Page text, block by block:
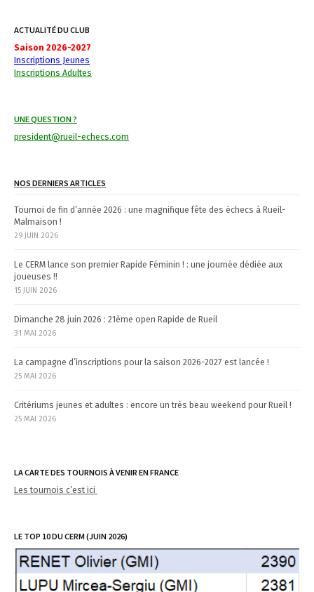
n
a
i
g
t
i
o
n
ACTUALITÉ DU CLUB
Saison 2026-2027
Inscriptions Jeunes
Inscriptions Adultes
UNE QUESTION ?
president@rueil-echecs.com
NOS DERNIERS ARTICLES
Tournoi de fin d’année 2026 : une magnifique fête des échecs à Rueil-
Malmaison !
29 JUIN 2026
Le CERM lance son premier Rapide Féminin ! : une journée dédiée aux
joueuses !!
15 JUIN 2026
Dimanche 28 juin 2026 : 21ème open Rapide de Rueil
31 MAI 2026
La campagne d’inscriptions pour la saison 2026-2027 est lancée !
25 MAI 2026
Critériums jeunes et adultes : encore un très beau weekend pour Rueil !
25 MAI 2026
LA CARTE DES TOURNOIS À VENIR EN FRANCE
Les tournois c’est ici
LE TOP 10 DU CERM (JUIN 2026)